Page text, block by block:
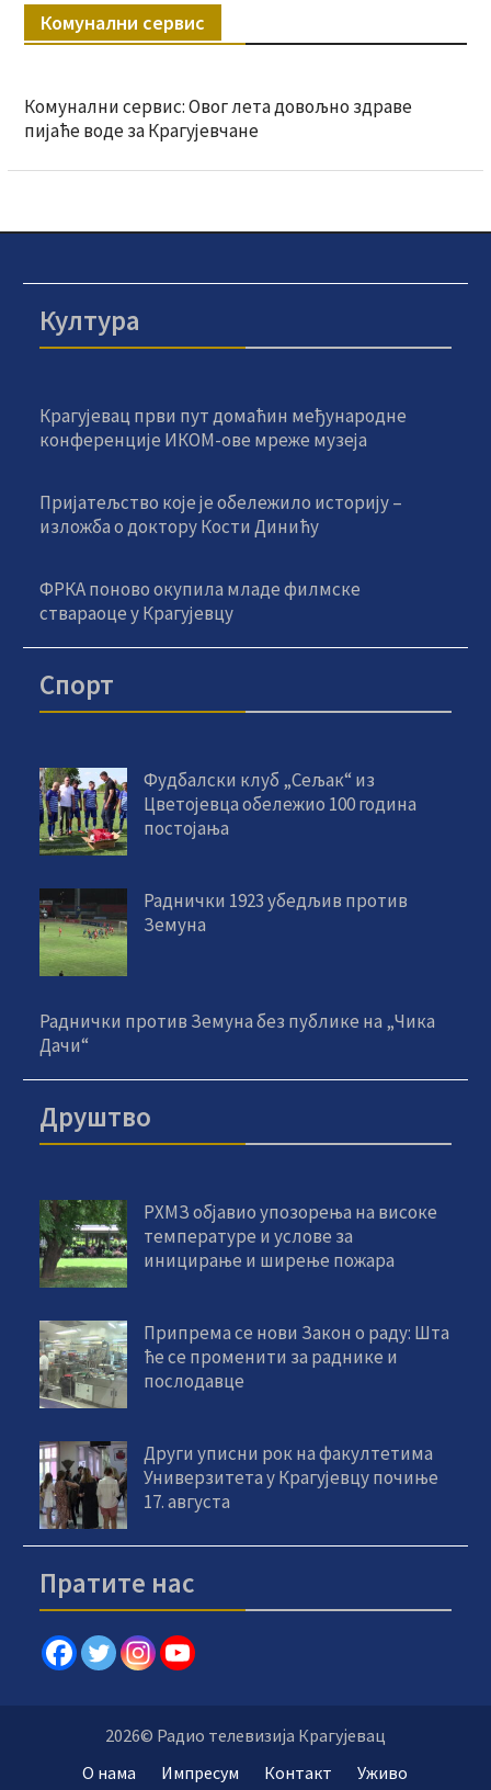
Комунални сервис
Комунални сервис: Овог лета довољно здраве
пијаће воде за Крагујевчане
Култура
Крагујевац први пут домаћин међународне
конференције ИКОМ-ове мреже музеја
Пријатељство које је обележило историју –
изложба о доктору Кости Динићу
ФРКА поново окупила младе филмске
ствараоце у Крагујевцу
Спорт
Фудбалски клуб „Сељак“ из
Цветојевца обележио 100 година
постојања
Раднички 1923 убедљив против
Земуна
Раднички против Земуна без публике на „Чика
Дачи“
Друштво
РХМЗ објавио упозорења на високе
температуре и услове за
иницирање и ширење пожара
Припрема се нови Закон о раду: Шта
ће се променити за раднике и
послодавце
Други уписни рок на факултетима
Универзитета у Крагујевцу почиње
17. августа
Пратите нас
2026© Радио телевизија Крагујевац
О нама
Импресум Контакт Уживо